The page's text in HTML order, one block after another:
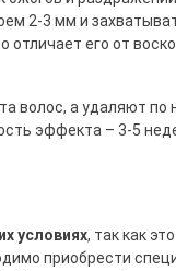
2-3 мм и
отличает его от
волос, а удаляют
эффекта – 3-5
условиях, так как
приобрести